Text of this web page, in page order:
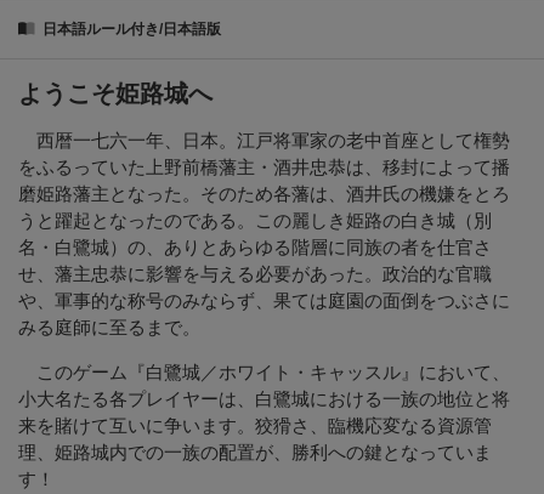
日本語ルール付き/日本語版
ようこそ姫路城へ
西暦一七六一年、日本。江戸将軍家の老中首座として権勢
をふるっていた上野前橋藩主・酒井忠恭は、移封によって播
磨姫路藩主となった。そのため各藩は、酒井氏の機嫌をとろ
うと躍起となったのである。この麗しき姫路の白き城（別
名・白鷺城）の、ありとあらゆる階層に同族の者を仕官さ
せ、藩主忠恭に影響を与える必要があった。政治的な官職
や、軍事的な称号のみならず、果ては庭園の面倒をつぶさに
みる庭師に至るまで。
このゲーム『白鷺城／ホワイト・キャッスル』において、
小大名たる各プレイヤーは、白鷺城における一族の地位と将
来を賭けて互いに争います。狡猾さ、臨機応変なる資源管
理、姫路城内での一族の配置が、勝利への鍵となっていま
す！